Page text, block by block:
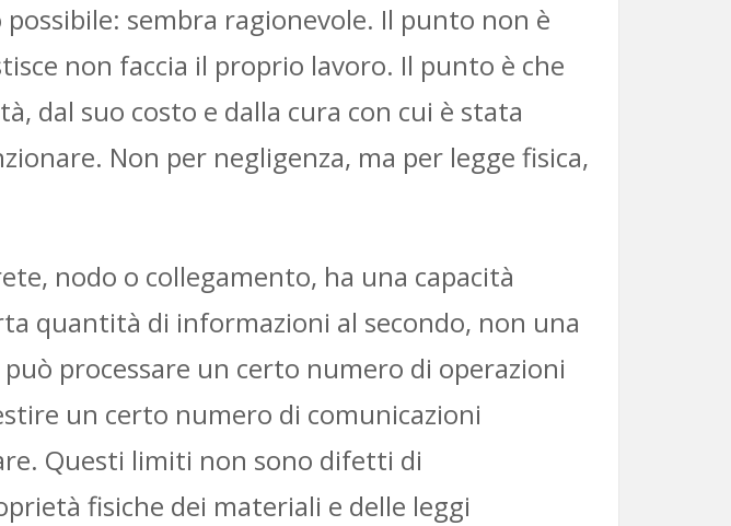
sembra ragionevole. Il punto non è
non faccia il proprio lavoro. Il punto è che
dal suo costo e dalla cura con cui è stata
Non per negligenza, ma per legge fisica,
nodo o collegamento, ha una capacità
quantità di informazioni al secondo, non una
processare un certo numero di operazioni
un certo numero di comunicazioni
Questi limiti non sono difetti di
fisiche dei materiali e delle leggi